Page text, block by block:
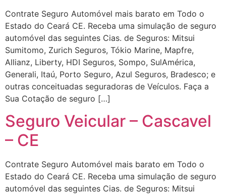
Contrate Seguro Automóvel mais barato em Todo o
Estado do Ceará CE. Receba uma simulação de seguro
automóvel das seguintes Cias. de Seguros: Mitsui
Sumitomo, Zurich Seguros, Tókio Marine, Mapfre,
Allianz, Liberty, HDI Seguros, Sompo, SulAmérica,
Generali, Itaú, Porto Seguro, Azul Seguros, Bradesco; e
outras conceituadas seguradoras de Veículos. Faça a
Sua Cotação de seguro […]
Seguro Veicular – Cascavel
– CE
Contrate Seguro Automóvel mais barato em Todo o
Estado do Ceará CE. Receba uma simulação de seguro
automóvel das seguintes Cias. de Seguros: Mitsui